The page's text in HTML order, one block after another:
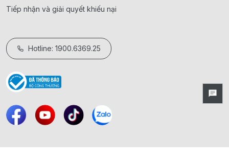
Tiếp nhận và giải quyết khiếu nại
Hotline: 1900.6369.25